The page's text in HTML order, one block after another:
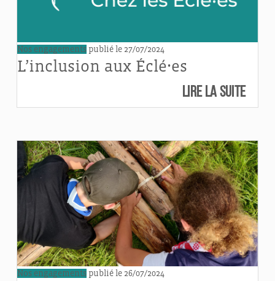
Nos engagementspublié le 27/07/2024
L’inclusion aux Éclé⸱es
Lire la suite
Nos engagementspublié le 26/07/2024